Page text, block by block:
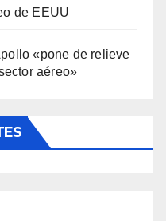
de EEUU
«pone de relieve
aéreo»